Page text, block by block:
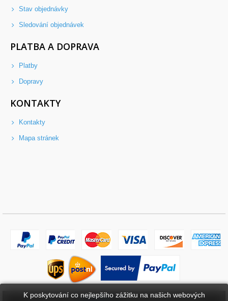
Stav objednávky
Sledování objednávek
PLATBA A DOPRAVA
Platby
Dopravy
KONTAKTY
Kontakty
Mapa stránek
K poskytování co nejlepšího zážitku na našich webových